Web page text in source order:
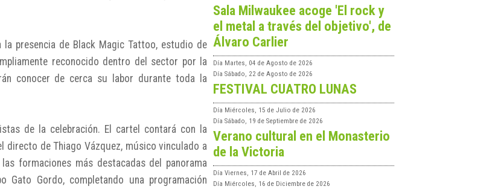
presencia de Black Magic Tattoo, estudio de
reconocido dentro del sector por la
conocer de cerca su labor durante toda la
de la celebración. El cartel contará con la
directo de Thiago Vázquez, músico vinculado a
formaciones más destacadas del panorama
Gato Gordo, completando una programación
Sala Milwaukee acoge 'El rock y
el metal a través del objetivo', de
Álvaro Carlier
Día Martes, 04 de Agosto de 2026
Día Sábado, 22 de Agosto de 2026
FESTIVAL CUATRO LUNAS
Día Miércoles, 15 de Julio de 2026
Día Sábado, 19 de Septiembre de 2026
Verano cultural en el Monasterio
de la Victoria
Día Viernes, 17 de Abril de 2026
Día Miércoles, 16 de Diciembre de 2026